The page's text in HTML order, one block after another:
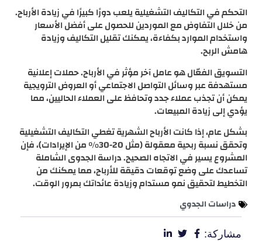
التحكم في التكاليف التشغيلية يلعب دورًا كبيرًا في زيادة الأرباح.
من خلال التفاوض مع الموردين للحصول على أفضل الأسعار
واستخدام الموارد بكفاءة، يمكنك تقليل التكاليف وزيادة
هامش الربح.
التسويق الفعّال هو عامل آخر مؤثر في الأرباح. حملات إعلانية
مستهدفة عبر وسائل التواصل الاجتماعي أو العروض الترويجية
يمكن أن تجذب عملاء جدد وتحافظ على العملاء الحاليين، مما
يؤدي إلى زيادة المبيعات.
بشكل عام، إذا كانت الأرباح الشهرية تغطي التكاليف التشغيلية
وتحقق نسبة ربحية معقولة (مثل 20-30٪ من الإيرادات)، فإن
المشروع يسير في الاتجاه الصحيح. دراسة الجدوى الشاملة
تساعدك على وضع توقعات دقيقة للأرباح، مما يمكنك من
التخطيط لتحقيق نمو مستدام وزيادة عائداتك بمرور الوقت.
دراسات الجدوي
مشاركة: